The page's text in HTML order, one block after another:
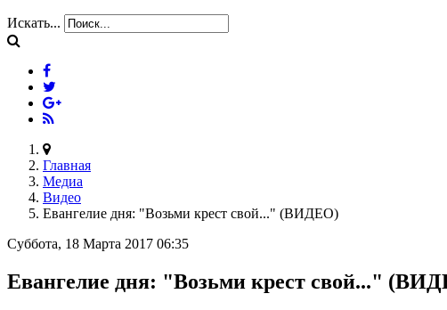
Искать...
Главная
Медиа
Видео
Евангелие дня: "Возьми крест свой..." (ВИДЕО)
Суббота, 18 Марта 2017 06:35
Евангелие дня: "Возьми крест свой..."